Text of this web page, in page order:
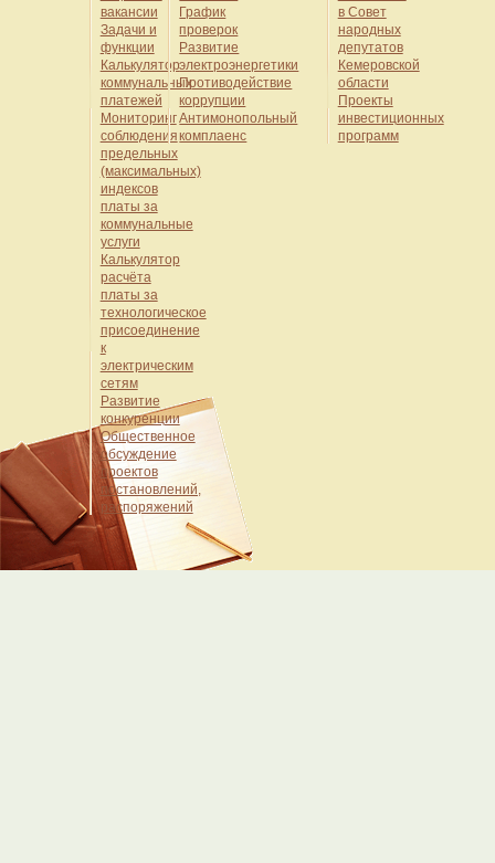
вакансии
Задачи и
функции
Калькулятор
коммунальных
платежей
Мониторинг
соблюдения
предельных
(максимальных)
индексов
платы за
коммунальные
услуги
Калькулятор
расчёта
платы за
технологическое
присоединение
к
электрическим
сетям
Развитие
конкуренции
Общественное
обсуждение
проектов
постановлений,
распоряжений
График
проверок
Развитие
электроэнергетики
Противодействие
коррупции
Антимонопольный
комплаенс
в Совет
народных
депутатов
Кемеровской
области
Проекты
инвестиционных
программ